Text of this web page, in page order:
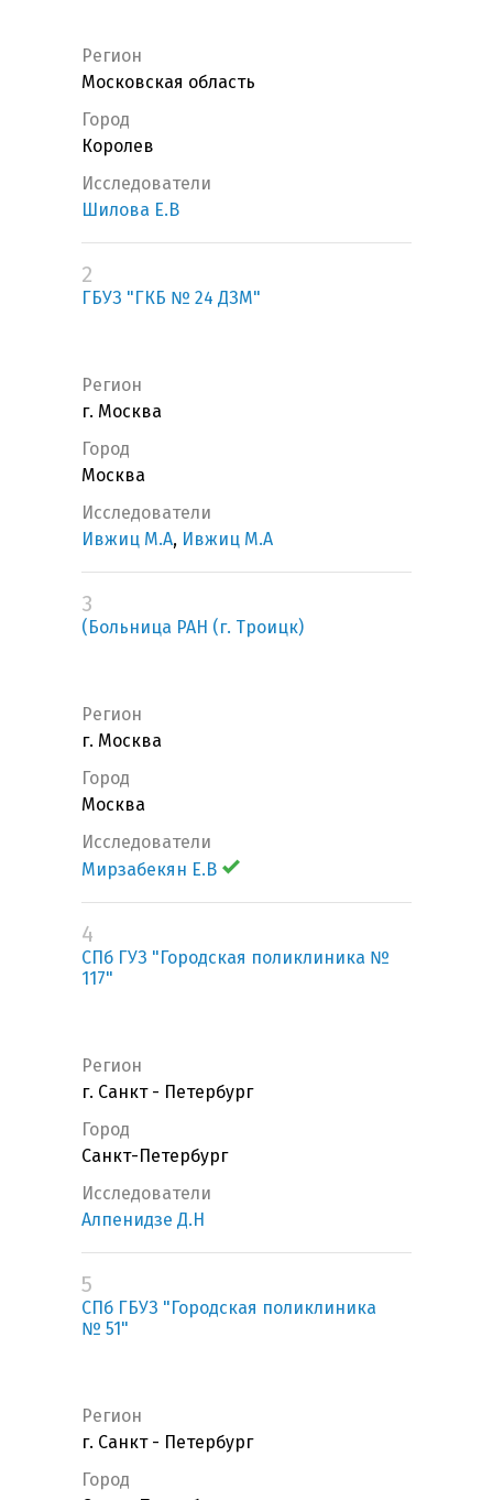
Регион
Московская область
Город
Королев
Исследователи
Шилова Е.В
2
ГБУЗ "ГКБ № 24 ДЗМ"
Регион
г. Москва
Город
Москва
Исследователи
Ивжиц М.А, Ивжиц М.А
3
(Больница РАН (г. Троицк)
Регион
г. Москва
Город
Москва
Исследователи
Мирзабекян Е.В
4
СПб ГУЗ "Городская поликлиника №
117"
Регион
г. Санкт - Петербург
Город
Санкт-Петербург
Исследователи
Алпенидзе Д.Н
5
СПб ГБУЗ "Городская поликлиника
№ 51"
Регион
г. Санкт - Петербург
Город